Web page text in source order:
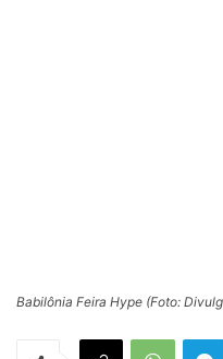
Babilônia Feira Hype (Foto: